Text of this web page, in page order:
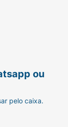
ou
pelo caixa.